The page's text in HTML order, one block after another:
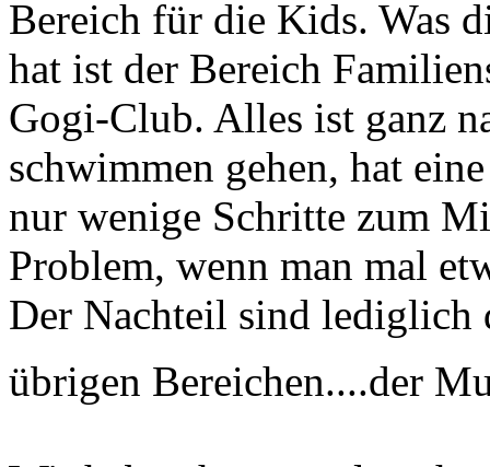
Bereich für die Kids. Was
hat ist der Bereich
Gogi-Club. Alles ist ganz
schwimmen gehen, hat
nur wenige Schritte zum
Problem, wenn man mal
Der Nachteil sind lediglich
übrigen Bereichen....der